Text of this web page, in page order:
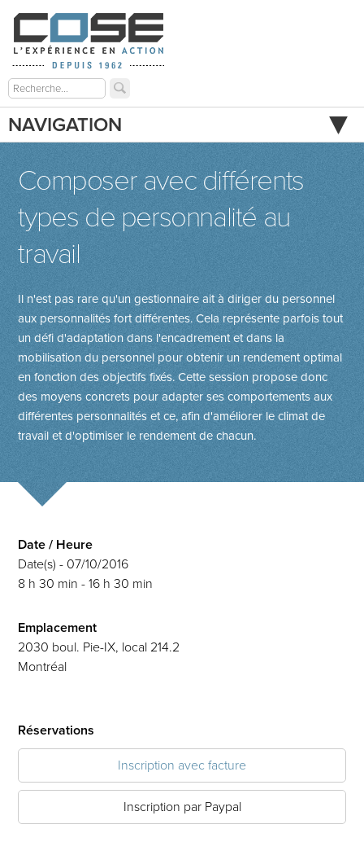
NAVIGATION
Composer avec différents
types de personnalité au
travail
Il n'est pas rare qu'un gestionnaire ait à diriger du personnel
aux personnalités fort différentes. Cela représente parfois tout
un défi d'adaptation dans l'encadrement et dans la
mobilisation du personnel pour obtenir un rendement optimal
en fonction des objectifs fixés. Cette session propose donc
des moyens concrets pour adapter ses comportements aux
différentes personnalités et ce, afin d'améliorer le climat de
travail et d'optimiser le rendement de chacun.
Date / Heure
Date(s) - 07/10/2016
8 h 30 min - 16 h 30 min
Emplacement
2030 boul. Pie-IX, local 214.2
Montréal
Réservations
Inscription avec facture
Inscription par Paypal